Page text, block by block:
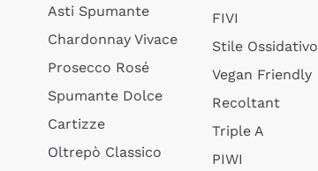
Asti Spumante
Chardonnay Vivace
Prosecco Rosé
Spumante Dolce
Cartizze
Oltrepò Classico
FIVI
Stile Ossidativo
Vegan Friendly
Recoltant
Triple A
PIWI